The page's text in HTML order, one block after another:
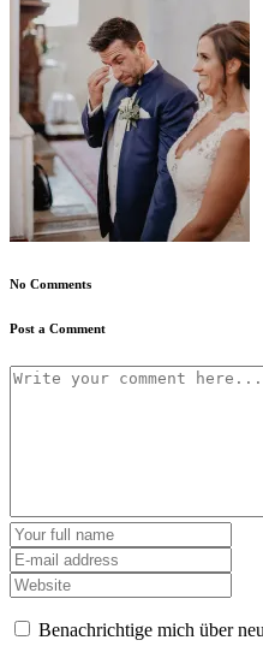
No Comments
Post a Comment
Benachrichtige mich über